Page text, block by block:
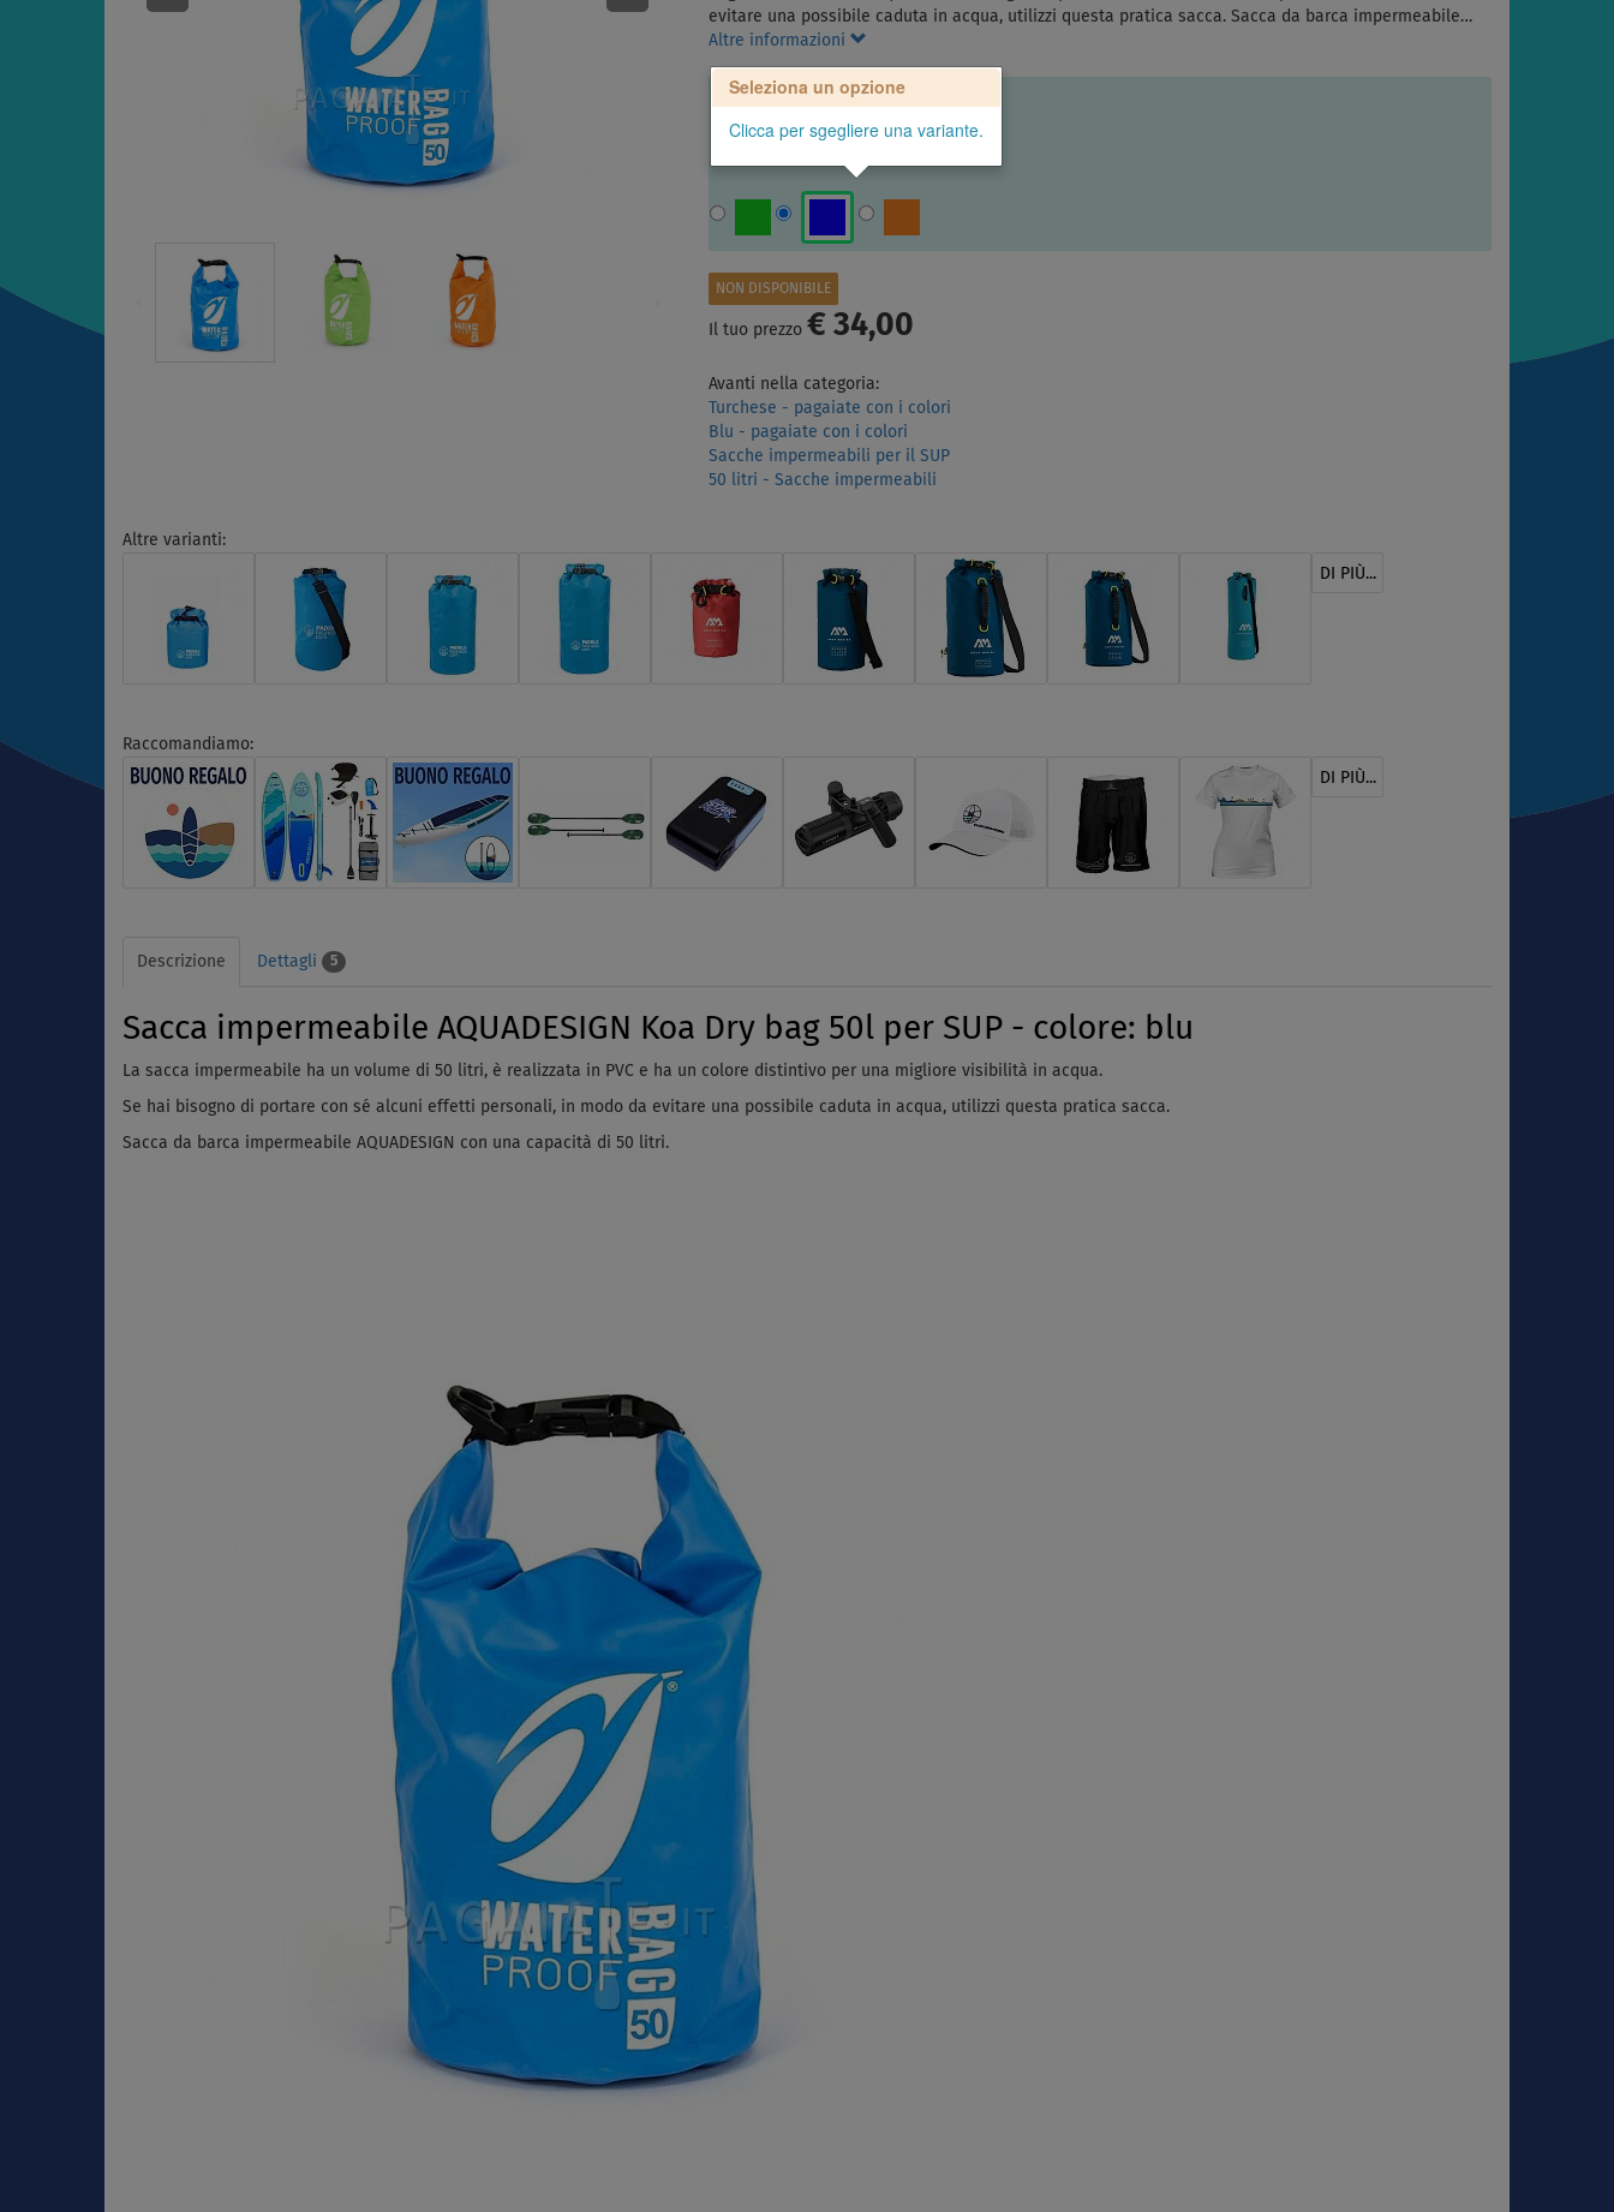
evitare una possibile caduta in acqua, utilizzi questa pratica sacca. Sacca da barca impermeabile…
Altre informazioni
Seleziona un opzione
Clicca per sgegliere una variante.
NON DISPONIBILE
Il tuo prezzo € 34,00
Avanti nella categoria:
Turchese - pagaiate con i colori
Blu - pagaiate con i colori
Sacche impermeabili per il SUP
50 litri - Sacche impermeabili
Altre varianti:
DI PIÙ...
Raccomandiamo:
DI PIÙ...
Descrizione Dettagli 5
Sacca impermeabile AQUADESIGN Koa Dry bag 50l per SUP - colore: blu
La sacca impermeabile ha un volume di 50 litri, è realizzata in PVC e ha un colore distintivo per una migliore visibilità in acqua.
Se hai bisogno di portare con sé alcuni effetti personali, in modo da evitare una possibile caduta in acqua, utilizzi questa pratica sacca.
Sacca da barca impermeabile AQUADESIGN con una capacità di 50 litri.